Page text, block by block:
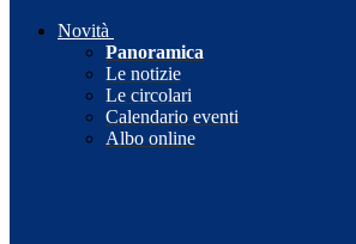
Novità
Panoramica
Le notizie
Le circolari
Calendario eventi
Albo online